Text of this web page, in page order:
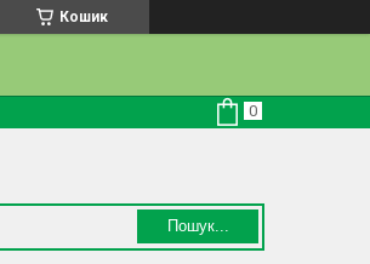
Кошик
Пошук...